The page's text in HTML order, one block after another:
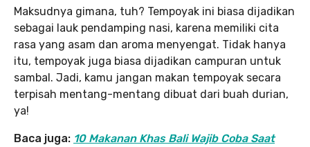
Maksudnya gimana, tuh? Tempoyak ini biasa dijadikan
sebagai lauk pendamping nasi, karena memiliki cita
rasa yang asam dan aroma menyengat. Tidak hanya
itu, tempoyak juga biasa dijadikan campuran untuk
sambal. Jadi, kamu jangan makan tempoyak secara
terpisah mentang-mentang dibuat dari buah durian,
ya!
Baca juga: 10 Makanan Khas Bali Wajib Coba Saat